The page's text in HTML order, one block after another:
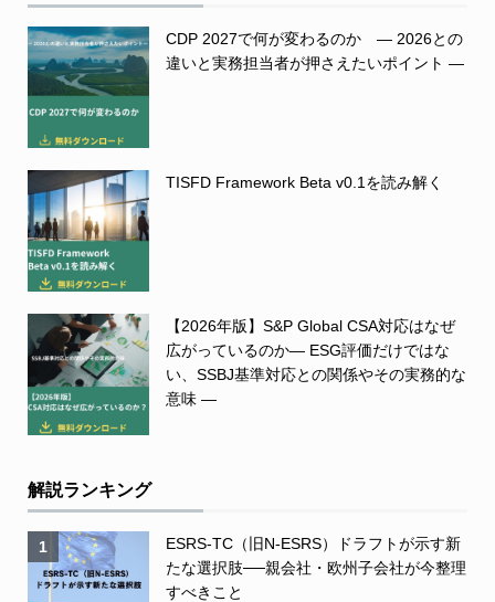
CDP 2027で何が変わるのか ― 2026との
違いと実務担当者が押さえたいポイント ―
TISFD Framework Beta v0.1を読み解く
【2026年版】S&P Global CSA対応はなぜ
広がっているのか― ESG評価だけではな
い、SSBJ基準対応との関係やその実務的な
意味 ―
解説ランキング
1
ESRS-TC（旧N-ESRS）ドラフトが示す新
たな選択肢──親会社・欧州子会社が今整理
すべきこと